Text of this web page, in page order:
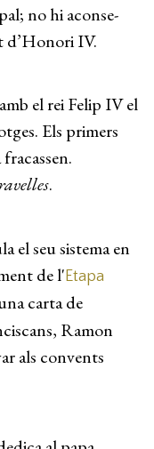
no hi aconse­
d’Honori IV.
el rei Felip IV el
Els primers
.
el seu sistema en
de l'Etapa
carta de
Ramon
als convents